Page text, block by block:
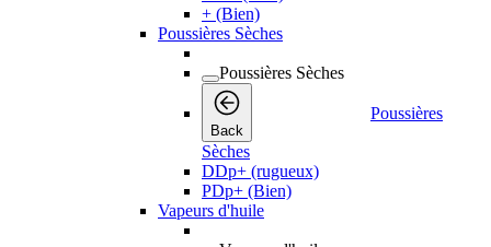
+ (Bien)
Poussières Sèches
Poussières Sèches
Back
Poussières
Sèches
DDp+ (rugueux)
PDp+ (Bien)
Vapeurs d'huile